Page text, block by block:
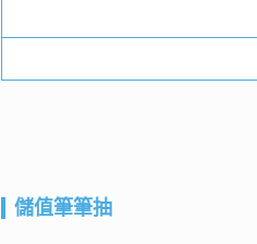
儲值筆筆抽